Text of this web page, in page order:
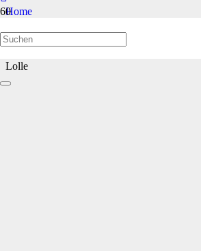
Home
Welpen/Junghunde bis 1 Jahr
Lolle